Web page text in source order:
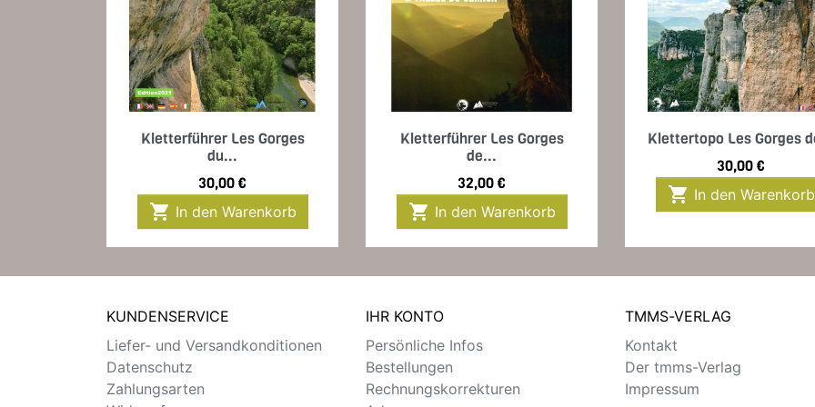
Vorschau
Kletterführer Les Gorges
du...
Preis
30,00 €
 In den Warenkorb
Vorschau
Kletterführer Les Gorges
de...
Preis
32,00 €
 In den Warenkorb
Vorschau
Klettertopo Les Gorges
Preis
30,00 €
 In den Warenkorb
KUNDENSERVICE
Liefer- und Versandkonditionen
Datenschutz
Zahlungsarten
IHR KONTO
Persönliche Infos
Bestellungen
Rechnungskorrekturen
TMMS-VERLAG
Kontakt
Der tmms-Verlag
Impressum